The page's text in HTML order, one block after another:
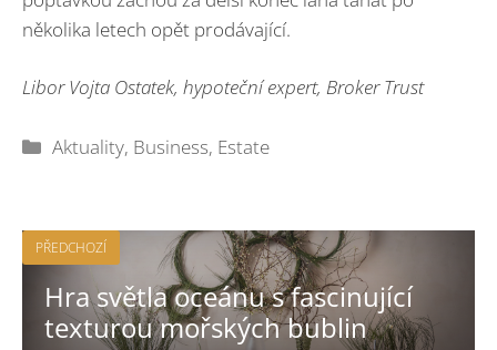
několika letech opět prodávající.
Libor Vojta Ostatek, hypoteční expert, Broker Trust
Rubriky
Aktuality, Business, Estate
PŘEDCHOZÍ
Hra světla oceánu s fascinující
texturou mořských bublin